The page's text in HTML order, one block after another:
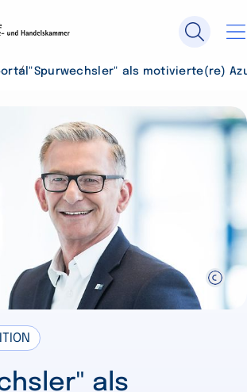
"Spurwechsler" als motivierte(re)
als